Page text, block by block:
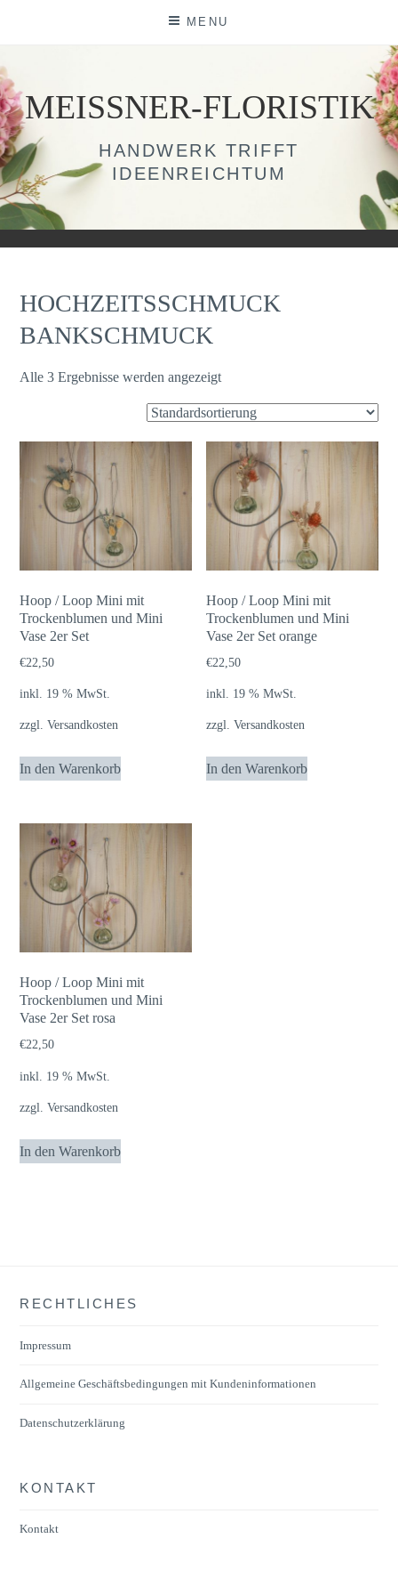
MENU
MEISSNER-FLORISTIK
HANDWERK TRIFFT
IDEENREICHTUM
HOCHZEITSSCHMUCK
BANKSCHMUCK
Alle 3 Ergebnisse werden angezeigt
Hoop / Loop Mini mit
Trockenblumen und Mini
Vase 2er Set
€22,50
inkl. 19 % MwSt.
zzgl.Versandkosten
In den Warenkorb
Hoop / Loop Mini mit
Trockenblumen und Mini
Vase 2er Set orange
€22,50
inkl. 19 % MwSt.
zzgl.Versandkosten
In den Warenkorb
Hoop / Loop Mini mit
Trockenblumen und Mini
Vase 2er Set rosa
€22,50
inkl. 19 % MwSt.
zzgl.Versandkosten
In den Warenkorb
RECHTLICHES
Impressum
Allgemeine Geschäftsbedingungen mit Kundeninformationen
Datenschutzerklärung
KONTAKT
Kontakt